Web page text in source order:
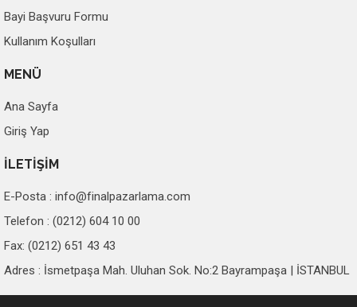
Bayi Başvuru Formu
Kullanım Koşulları
MENÜ
Ana Sayfa
Giriş Yap
İLETİŞİM
E-Posta : info@finalpazarlama.com
Telefon : (0212) 604 10 00
Fax: (0212) 651 43 43
Adres : İsmetpaşa Mah. Uluhan Sok. No:2 Bayrampaşa | İSTANBUL